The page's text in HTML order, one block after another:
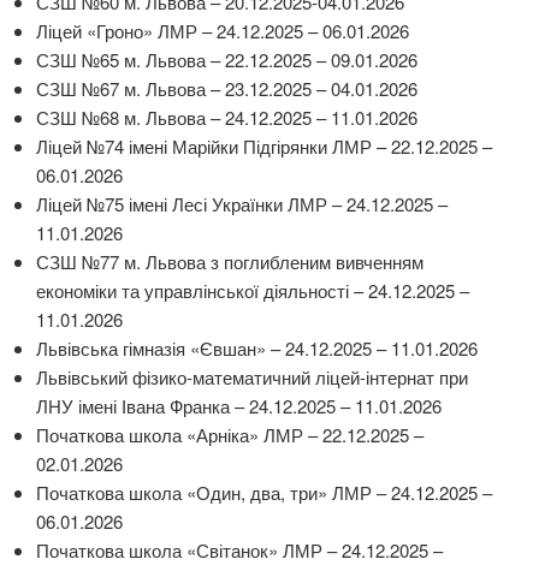
Ліцей «Гроно» ЛМР – 24.12.2025 – 06.01.2026
СЗШ №65 м. Львова – 22.12.2025 – 09.01.2026
СЗШ №67 м. Львова – 23.12.2025 – 04.01.2026
СЗШ №68 м. Львова – 24.12.2025 – 11.01.2026
Ліцей №74 імені Марійки Підгірянки ЛМР – 22.12.2025 –
06.01.2026
Ліцей №75 імені Лесі Українки ЛМР – 24.12.2025 –
11.01.2026
СЗШ №77 м. Львова з поглибленим вивченням
економіки та управлінської діяльності – 24.12.2025 –
11.01.2026
Львівська гімназія «Євшан» – 24.12.2025 – 11.01.2026
Львівський фізико-математичний ліцей-інтернат при
ЛНУ імені Івана Франка – 24.12.2025 – 11.01.2026
Початкова школа «Арніка» ЛМР – 22.12.2025 –
02.01.2026
Початкова школа «Один, два, три» ЛМР – 24.12.2025 –
06.01.2026
Початкова школа «Світанок» ЛМР – 24.12.2025 –